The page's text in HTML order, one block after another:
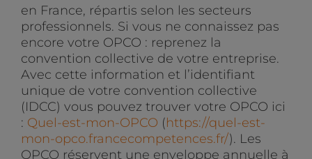
en France, répartis selon les secteurs
professionnels. Si vous ne connaissez pas
encore votre OPCO : reprenez la
convention collective de votre entreprise.
Avec cette information et l’identifiant
unique de votre convention collective
(IDCC) vous pouvez trouver votre OPCO ici
: Quel-est-mon-OPCO (https://quel-est-
mon-opco.francecompetences.fr/). Les
OPCO réservent une enveloppe annuelle à